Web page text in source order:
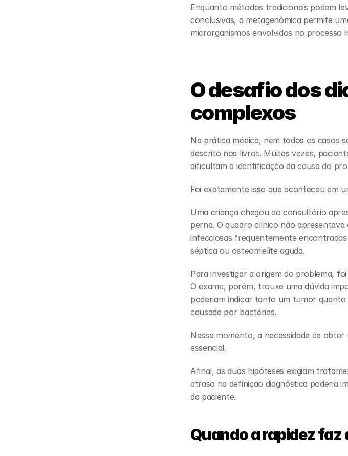
Enquanto métodos tradicionais podem
conclusivas, a metagenômica permite
microrganismos envolvidos no processo
O desafio dos
complexos
Na prática médica, nem todos os casos
descrito nos livros. Muitas vezes,
dificultam a identificação da causa do
Foi exatamente isso que aconteceu em
Uma criança chegou ao consultório
perna. O quadro clínico não
infecciosas frequentemente
séptica ou osteomielite aguda.
Para investigar a origem do problema,
O exame, porém, trouxe uma dúvida
poderiam indicar tanto um tumor
causada por bactérias.
Nesse momento, a necessidade de
essencial.
Afinal, as duas hipóteses exigiam
atraso na definição diagnóstica poderia
da paciente.
Quando a rapidez faz